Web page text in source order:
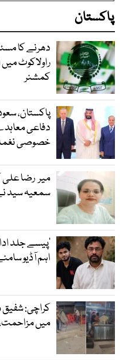
پاکستان
راولاکوٹ
کمشنر
پاکستان،
دفاعی
خصوصی
میر رضا
سمعیہ سید
’پیسے جلد
اہم آڈیو
کراچی: شفیق
میں مزاحمت، 33 ملزمان